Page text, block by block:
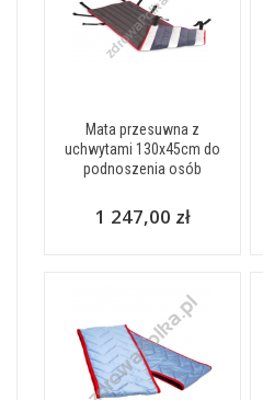
Mata przesuwna z
uchwytami 130x45cm do
podnoszenia osób
1 247,00 zł